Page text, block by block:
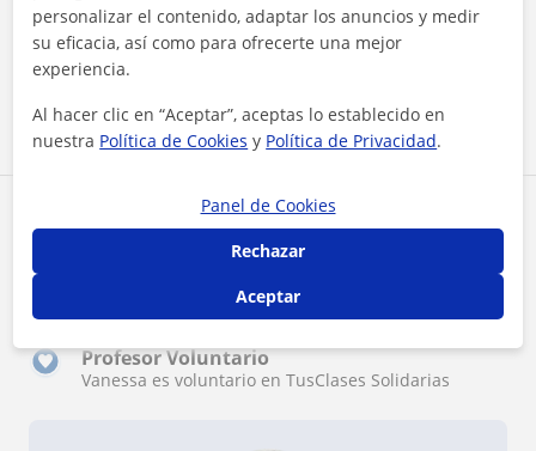
tiempos de estudio y sus resultados. UN
abrazo
Ver todas las valoraciones
Reconocimientos
Vanessa tiene el Perfil Verificado
Profesor Voluntario
Vanessa es voluntario en TusClases Solidarias
personalizar el contenido, adaptar los anuncios y medir
su eficacia, así como para ofrecerte una mejor
experiencia.
Al hacer clic en “Aceptar”, aceptas lo establecido en
nuestra Política de Cookies y Política de Privacidad.
Panel de Cookies
Rechazar
Aceptar